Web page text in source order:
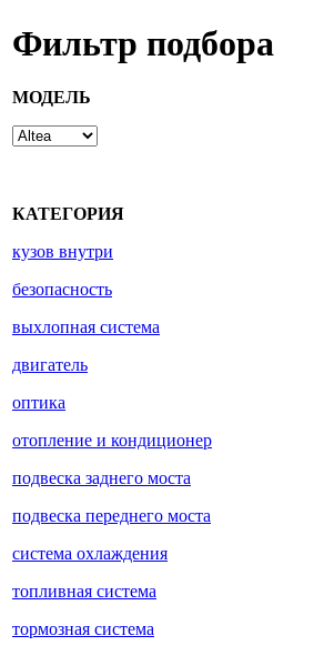
Фильтр подбора
МОДЕЛЬ
КАТЕГОРИЯ
кузов внутри
безопасность
выхлопная система
двигатель
оптика
отопление и кондиционер
подвеска заднего моста
подвеска переднего моста
система охлаждения
топливная система
тормозная система